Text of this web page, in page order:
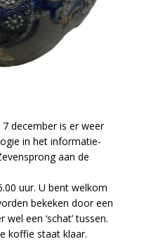
december is er weer
in het informatie-
aan de
uur. U bent welkom
bekeken door een
een ‘schat’ tussen.
koffie staat klaar.